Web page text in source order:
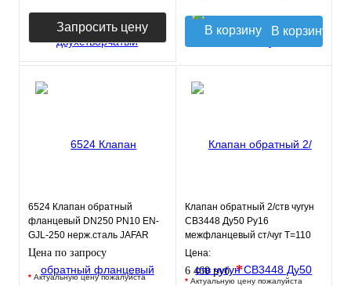
Запросить цену В корзину
6524 Клапан обратный
фланцевый DN250 PN10 EN-
GJL-250 нерж.сталь JAFAR
Цена по запросу
* Актуальную цену пожалуйста
Клапан обратный 2/ств чугун
CB3448 Ду50 Ру16
межфланцевый ст/чуг T=110
Tecofi CB3448N-EP0050
Цена:
6 460 руб.*
* Актуальную цену пожалуйста